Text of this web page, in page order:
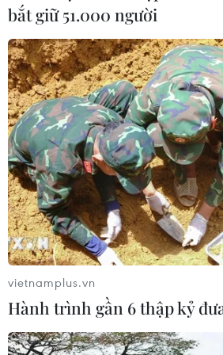
Thưởng vượt kế hoạch: động lực
thiếu cho doanh nghiệp dẫn dắt
07/08/2026 04:01
Hãng BMW bắt đầu sản xuất
loạt mẫu xe thuần điện “thế hệ
07/08/2026 01:52
Tiêu chí mới phân loại doanh
để thực hiện cơ cấu lại vốn nhà
06/08/2026 15:08
bắt giữ 51.000 người
vietnamplus.vn
Hành trình gần 6 thập kỷ